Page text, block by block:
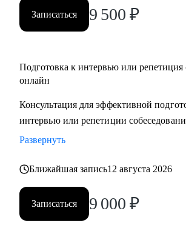
уровня по направлениям:
• IT
• digital
• HR
• маркетинг и PR
• медицина
• производство
Наша совместная работа приведёт вас к
сильных сторон как личности, так и
Записаться 9 500 ₽
Подготовка к интервью или репетиция
онлайн
Консультация для эффективной
интервью или репетиции
Развернуть
Ближайшая запись12 августа 2026
Записаться 9 000 ₽